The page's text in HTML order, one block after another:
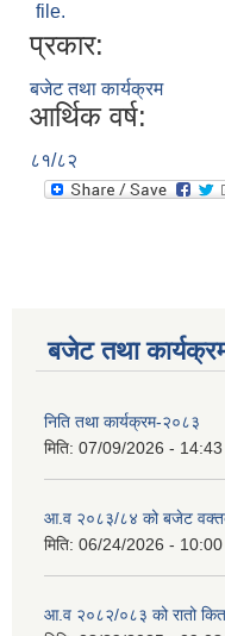
file.
प्रकार:
बजेट तथा कार्यक्रम
आर्थिक वर्ष:
८१/८२
बजेट तथा
निति तथा कार्यक्रम-२०८३
मिति: 07/09/2026 - 14:43
आ.व २०८३/८४ को बजेट
मिति: 06/24/2026 - 10:00
आ.व २०८२/०८३ को रातो